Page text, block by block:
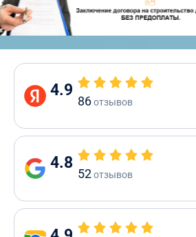
4.9
86отзывов
4.8
52отзывов